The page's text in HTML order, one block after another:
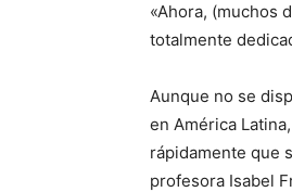
«Ahora, (muchos
totalmente
Aunque no se
en América
rápidamente que
profesora Isabel